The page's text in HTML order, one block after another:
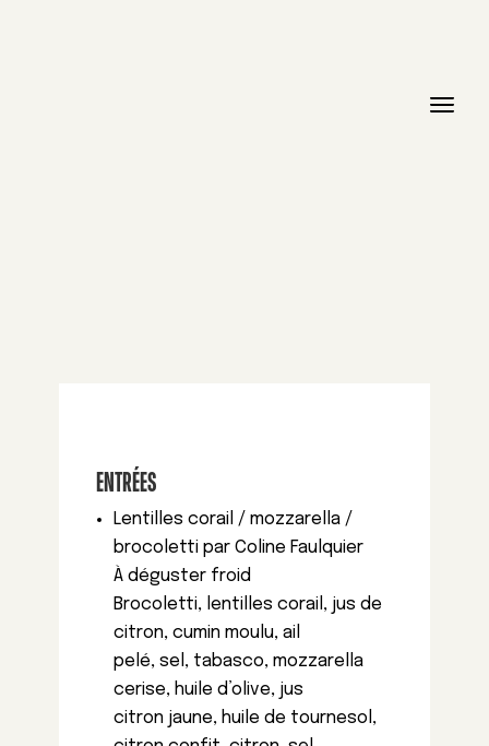
ENTRÉES
Lentilles corail / mozzarella /
brocoletti par Coline Faulquier
À déguster froid
Brocoletti, lentilles corail, jus de
citron, cumin moulu, ail
pelé, sel, tabasco, mozzarella
cerise, huile d’olive, jus
citron jaune, huile de tournesol,